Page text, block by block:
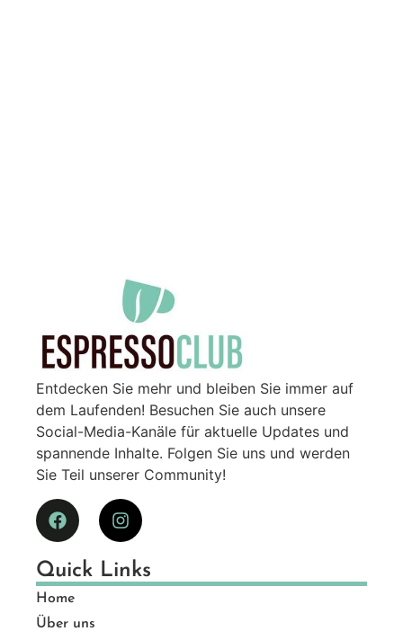
Entdecken Sie mehr und bleiben Sie immer auf
dem Laufenden! Besuchen Sie auch unsere
Social-Media-Kanäle für aktuelle Updates und
spannende Inhalte. Folgen Sie uns und werden
Sie Teil unserer Community!
Quick Links
Home
Über uns